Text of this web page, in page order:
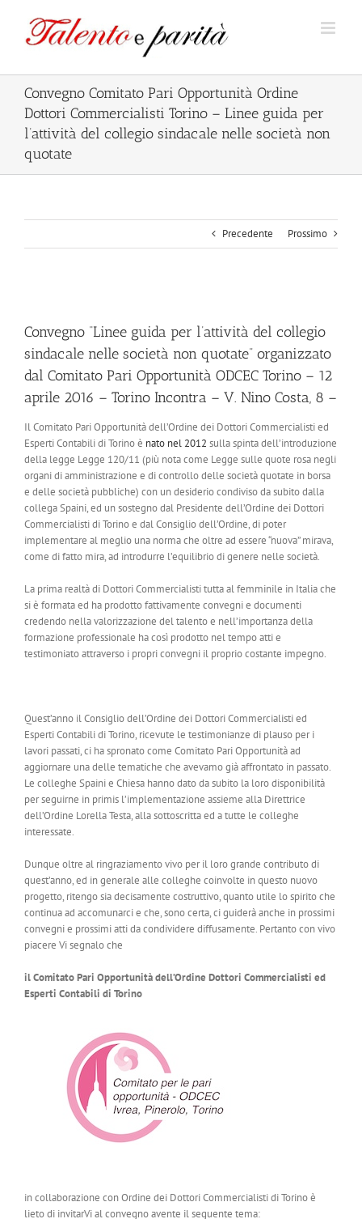
contenuto
Convegno Comitato Pari Opportunità Ordine
Dottori Commercialisti Torino – Linee guida per
l’attività del collegio sindacale nelle società non
quotate
Precedente Prossimo
Convegno “Linee guida per l’attività del collegio
sindacale nelle società non quotate” organizzato
dal Comitato Pari Opportunità ODCEC Torino – 12
aprile 2016 – Torino Incontra – V. Nino Costa, 8 –
Il Comitato Pari Opportunità dell’Ordine dei Dottori Commercialisti ed
Esperti Contabili di Torino è nato nel 2012 sulla spinta dell’introduzione
della legge Legge 120/11 (più nota come Legge sulle quote rosa negli
organi di amministrazione e di controllo delle società quotate in borsa
e delle società pubbliche) con un desiderio condiviso da subito dalla
collega Spaini, ed un sostegno dal Presidente dell’Ordine dei Dottori
Commercialisti di Torino e dal Consiglio dell’Ordine, di poter
implementare al meglio una norma che oltre ad essere “nuova” mirava,
come di fatto mira, ad introdurre l’equilibrio di genere nelle società.
La prima realtà di Dottori Commercialisti tutta al femminile in Italia che
si è formata ed ha prodotto fattivamente convegni e documenti
credendo nella valorizzazione del talento e nell’importanza della
formazione professionale ha così prodotto nel tempo atti e
testimoniato attraverso i propri convegni il proprio costante impegno.
Quest’anno il Consiglio dell’Ordine dei Dottori Commercialisti ed
Esperti Contabili di Torino, ricevute le testimonianze di plauso per i
lavori passati, ci ha spronato come Comitato Pari Opportunità ad
aggiornare una delle tematiche che avevamo già affrontato in passato.
Le colleghe Spaini e Chiesa hanno dato da subito la loro disponibilità
per seguirne in primis l’implementazione assieme alla Direttrice
dell’Ordine Lorella Testa, alla sottoscritta ed a tutte le colleghe
interessate.
Dunque oltre al ringraziamento vivo per il loro grande contributo di
quest’anno, ed in generale alle colleghe coinvolte in questo nuovo
progetto, ritengo sia decisamente costruttivo, quanto utile lo spirito che
continua ad accomunarci e che, sono certa, ci guiderà anche in prossimi
convegni e prossimi atti da condividere diffusamente. Pertanto con vivo
piacere Vi segnalo che
il Comitato Pari Opportunità dell’Ordine Dottori Commercialisti ed
Esperti Contabili di Torino
in collaborazione con Ordine dei Dottori Commercialisti di Torino è
lieto di invitarVi al convegno avente il seguente tema: